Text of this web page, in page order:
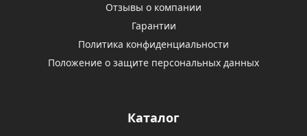
Отзывы о компании
Гарантии
Политика конфиденциальности
Положение о защите персональных данных
Каталог